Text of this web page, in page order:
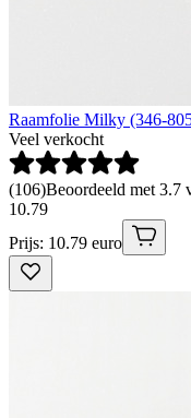
Raamfolie Milky (346-
Veel verkocht
(106)Beoordeeld met 3.7
10.79
Prijs: 10.79 euro